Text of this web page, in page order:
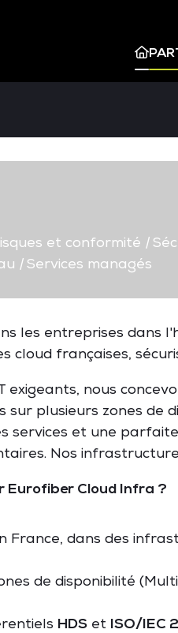
et conformité |
|Services managés
les entreprises dans
françaises,
nous
sur plusieurs zones de
et une
Nos
Eurofiber Cloud Infra ?
France, dans des
de disponibilité
HDSet ISO/IEC